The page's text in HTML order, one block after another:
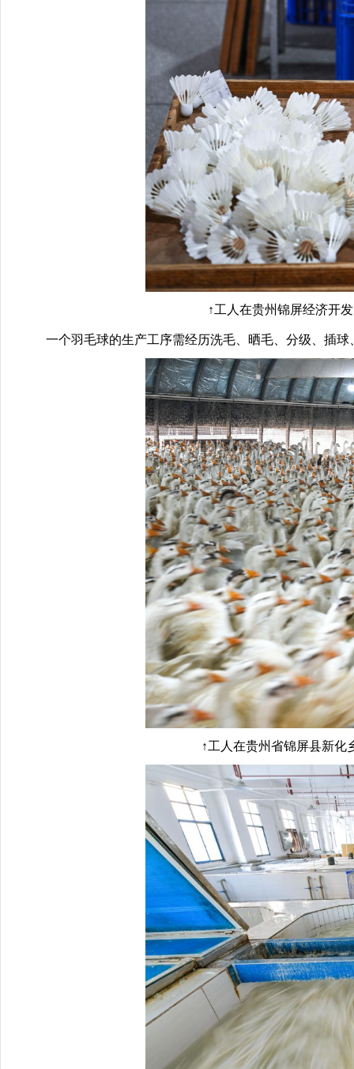
↑工人在贵州锦屏经济开发
一个羽毛球的生产工序需经历洗毛、晒毛、分级、插球
↑工人在贵州省锦屏县新化乡